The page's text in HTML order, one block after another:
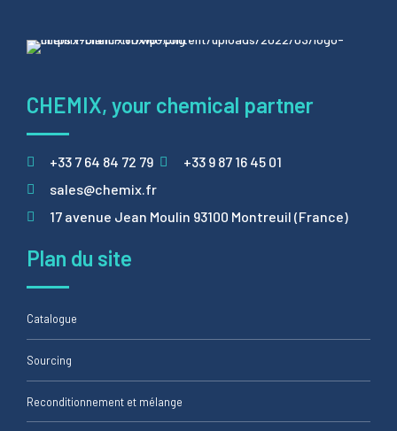
CHEMIX, your chemical partner
+33 7 64 84 72 79
+33 9 87 16 45 01
sales@chemix.fr
17 avenue Jean Moulin 93100 Montreuil (France)
Plan du site
Catalogue
Sourcing
Reconditionnement et mélange